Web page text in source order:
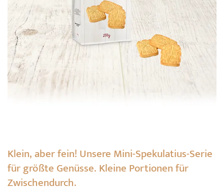
Klein, aber fein! Unsere Mini-Spekulatius-Serie
für größte Genüsse. Kleine Portionen für
Zwischendurch.